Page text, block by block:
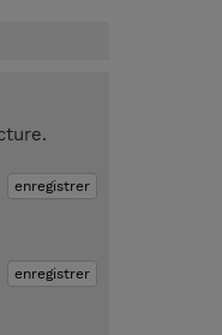
enregistrer
enregistrer